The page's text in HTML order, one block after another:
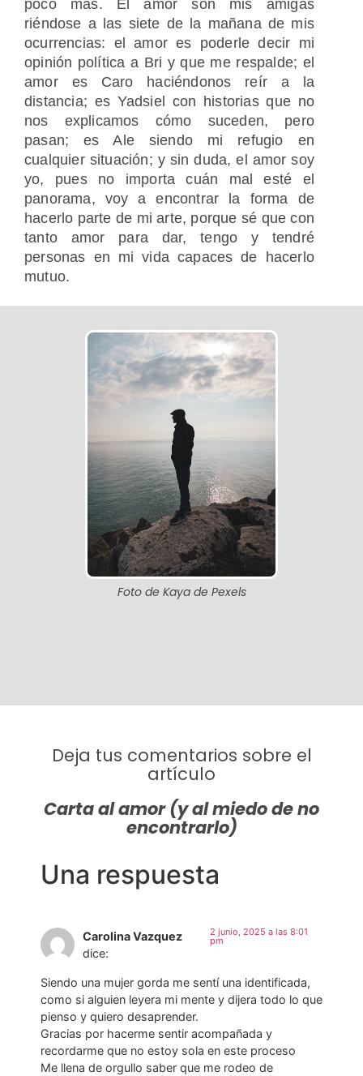
Foto de Kaya de Pexels
poco más. El amor son mis amigas
riéndose a las siete de la mañana de mis
ocurrencias: el amor es poderle decir mi
opinión política a Bri y que me respalde; el
amor es Caro haciéndonos reír a la
distancia; es Yadsiel con historias que no
nos explicamos cómo suceden, pero
pasan; es Ale siendo mi refugio en
cualquier situación; y sin duda, el amor soy
yo, pues no importa cuán mal esté el
panorama, voy a encontrar la forma de
hacerlo parte de mi arte, porque sé que con
tanto amor para dar, tengo y tendré
personas en mi vida capaces de hacerlo
mutuo.
Deja tus comentarios sobre el
artículo
Carta al amor (y al miedo de no
encontrarlo)
Una respuesta
Carolina Vazquez
dice:
2 junio, 2025 a las 8:01
pm
Siendo una mujer gorda me sentí una identificada,
como si alguien leyera mi mente y dijera todo lo que
pienso y quiero desaprender.
Gracias por hacerme sentir acompañada y
recordarme que no estoy sola en este proceso
Me llena de orgullo saber que me rodeo de